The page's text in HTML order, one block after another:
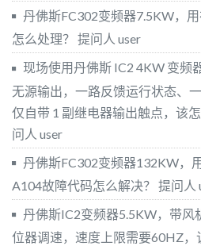
丹佛斯FC302变频器7.5KW，
怎么处理？ 提问人 user
现场使用丹佛斯 IC2 4KW 变频
无源输出，一路反馈运行状态、
仅自带 1 副继电器输出触点，该
问人 user
丹佛斯FC302变频器132KW，
A104故障代码怎么解决？ 提问人
丹佛斯IC2变频器5.5KW，带风
位器调速，速度上限需要60HZ，